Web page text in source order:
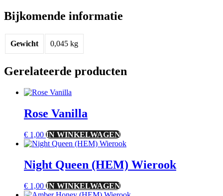
Bijkomende informatie
Gewicht 0,045 kg
Gerelateerde producten
Rose Vanilla
€ 1,00 IN WINKELWAGEN
Night Queen (HEM) Wierook
€ 1,00 IN WINKELWAGEN